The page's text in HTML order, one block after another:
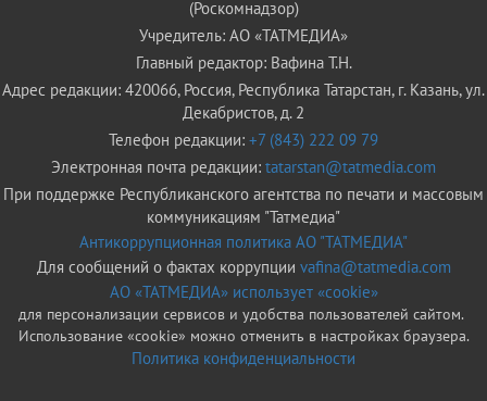
(Роскомнадзор)
Учредитель: АО «ТАТМЕДИА»
Главный редактор: Вафина Т.Н.
Адрес редакции: 420066, Россия, Республика Татарстан, г. Казань, ул.
Декабристов, д. 2
Телефон редакции: +7 (843) 222 09 79
Электронная почта редакции: tatarstan@tatmedia.com
При поддержке Республиканского агентства по печати и массовым
коммуникациям "Татмедиа"
Антикоррупционная политика АО "ТАТМЕДИА"
Для сообщений о фактах коррупции vafina@tatmedia.com
АО «ТАТМЕДИА» использует «cookie»
для персонализации сервисов и удобства пользователей сайтом.
Использование «cookie» можно отменить в настройках браузера.
Политика конфиденциальности